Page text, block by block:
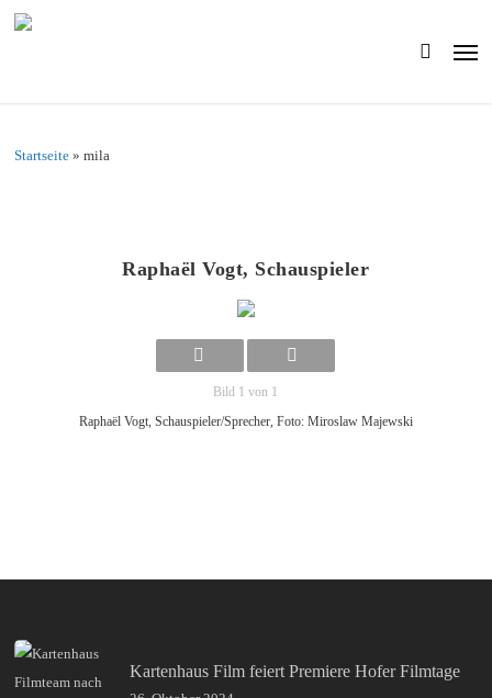
search
Startseite »mila
Raphaël Vogt, Schauspieler
Bild 1 von 1
Raphaël Vogt, Schauspieler/Sprecher, Foto: Miroslaw Majewski
Kartenhaus Film feiert Premiere Hofer Filmtage